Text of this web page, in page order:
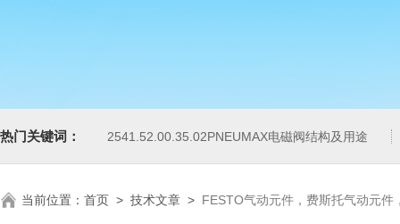
热门关键词： 2541.52.00.35.02PNEUMAX电磁阀结构及用途
当前位置： 首页 > 技术文章 > FESTO气动元件，费斯托气动元